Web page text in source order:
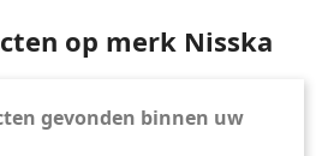
op merk Nisska
gevonden binnen uw